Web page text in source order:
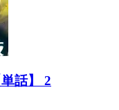
話】 2